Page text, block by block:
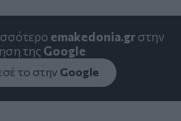
emakedonia.grστην
της Google
το στην Google